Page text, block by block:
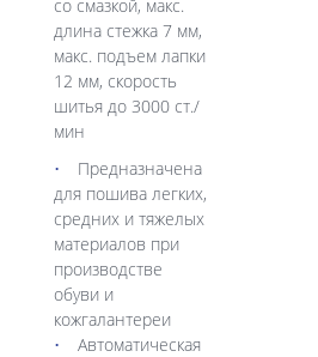
со смазкой, макс.
длина стежка 7 мм,
макс. подъем лапки
12 мм, скорость
шитья до 3000 ст./
мин
Предназначена
для пошива легких,
средних и тяжелых
материалов при
производстве
обуви и
кожгалантереи
Автоматическая